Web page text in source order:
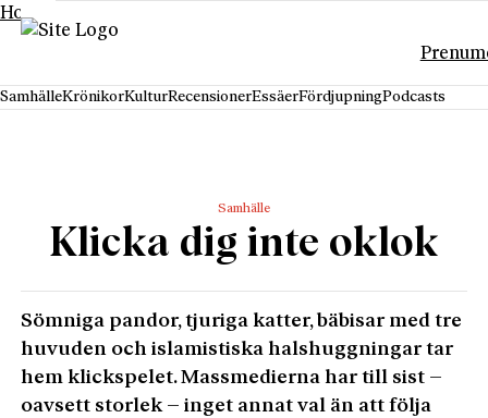
Hoppa till innehåll
SamhälleKrönikorKulturRecensionerEssäerFördjupningPodcasts
Samhälle
Klicka dig inte oklok
Sömniga pandor, tjuriga katter, bäbisar med tre
huvuden och islamistiska halshuggningar tar
hem klickspelet. Massmedierna har till sist –
oavsett storlek – inget annat val än att följa